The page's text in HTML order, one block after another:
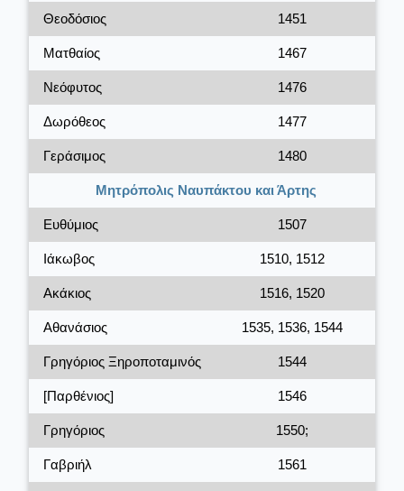
Θεοδόσιος 1451
Ματθαίος 1467
Νεόφυτος 1476
Δωρόθεος 1477
Γεράσιμος 1480
Μητρόπολις Ναυπάκτου και Άρτης
Ευθύμιος 1507
Ιάκωβος 1510, 1512
Ακάκιος 1516, 1520
Αθανάσιος 1535, 1536, 1544
Γρηγόριος Ξηροποταμινός 1544
[Παρθένιος] 1546
Γρηγόριος 1550;
Γαβριήλ 1561